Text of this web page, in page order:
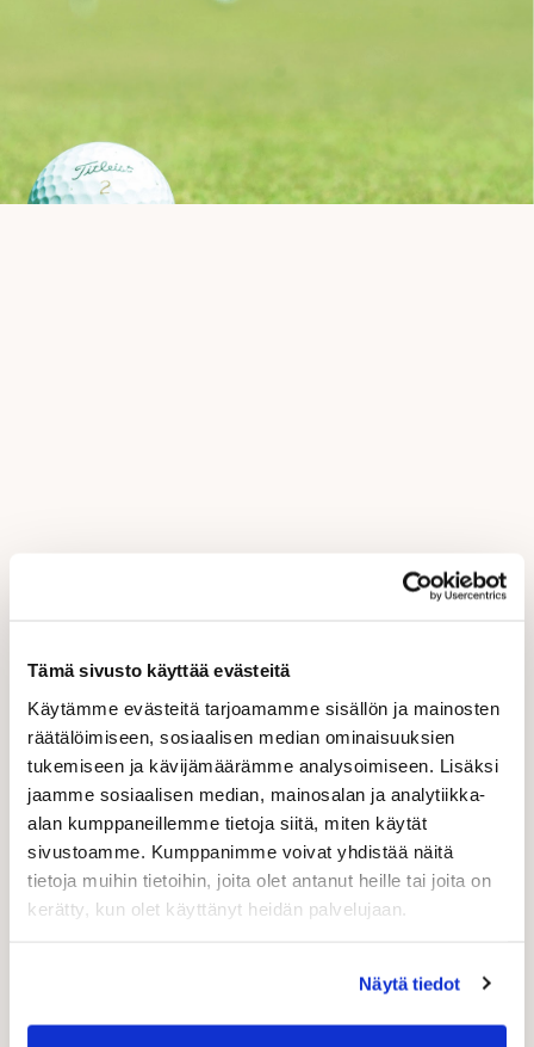
Tämä sivusto käyttää evästeitä
Käytämme evästeitä tarjoamamme sisällön ja mainosten
räätälöimiseen, sosiaalisen median ominaisuuksien
tukemiseen ja kävijämäärämme analysoimiseen. Lisäksi
jaamme sosiaalisen median, mainosalan ja analytiikka-
alan kumppaneillemme tietoja siitä, miten käytät
sivustoamme. Kumppanimme voivat yhdistää näitä
tietoja muihin tietoihin, joita olet antanut heille tai joita on
kerätty, kun olet käyttänyt heidän palvelujaan.
Näytä tiedot